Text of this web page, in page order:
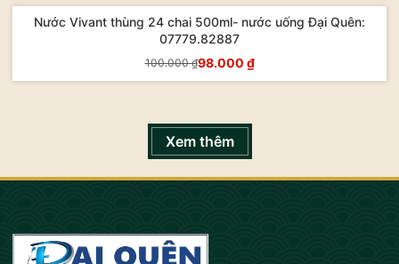
- 2%
Nước Vivant thùng 24 chai 500ml- nước uống Đại Quên:
07779.82887
100.000 ₫98.000 ₫
Xem thêm